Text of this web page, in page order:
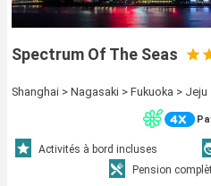
Spectrum Of The Seas
Shanghai > Nagasaki > Fukuoka > Jeju
Activités à bord incluses
Pension